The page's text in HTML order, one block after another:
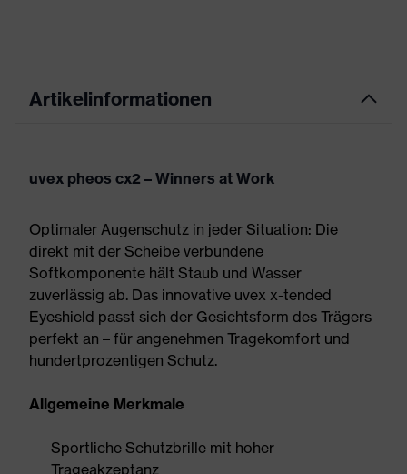
Artikelinformationen
uvex pheos cx2 – Winners at Work
Optimaler Augenschutz in jeder Situation: Die
direkt mit der Scheibe verbundene
Softkomponente hält Staub und Wasser
zuverlässig ab. Das innovative uvex x-tended
Eyeshield passt sich der Gesichtsform des Trägers
perfekt an – für angenehmen Tragekomfort und
hundertprozentigen Schutz.
Allgemeine Merkmale
Sportliche Schutzbrille mit hoher
Trageakzeptanz